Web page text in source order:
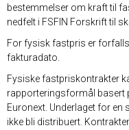
bestemmelser om kraft til
nedfelt i FSFIN Forskrift til
For fysisk fastpris er
fakturadato.
Fysiske fastpriskontrakter
rapporteringsformål basert
Euronext. Underlaget for en
ikke bli distribuert.